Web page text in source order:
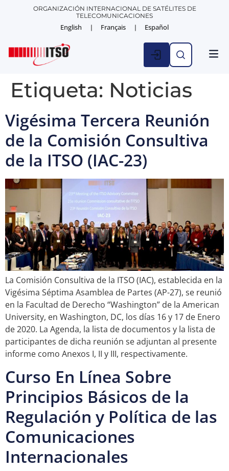
ORGANIZACIÓN INTERNACIONAL DE SATÉLITES DE
TELECOMUNICACIONES
English Français Español
Etiqueta: Noticias
Vigésima Tercera Reunión
de la Comisión Consultiva
de la ITSO (IAC-23)
La Comisión Consultiva de la ITSO (IAC), establecida en la
Vigésima Séptima Asamblea de Partes (AP-27), se reunió
en la Facultad de Derecho “Washington” de la American
University, en Washington, DC, los días 16 y 17 de Enero
de 2020. La Agenda, la lista de documentos y la lista de
participantes de dicha reunión se adjuntan al presente
informe como Anexos I, II y III, respectivamente.
Curso En Línea Sobre
Principios Básicos de la
Regulación y Política de las
Comunicaciones
Internacionales